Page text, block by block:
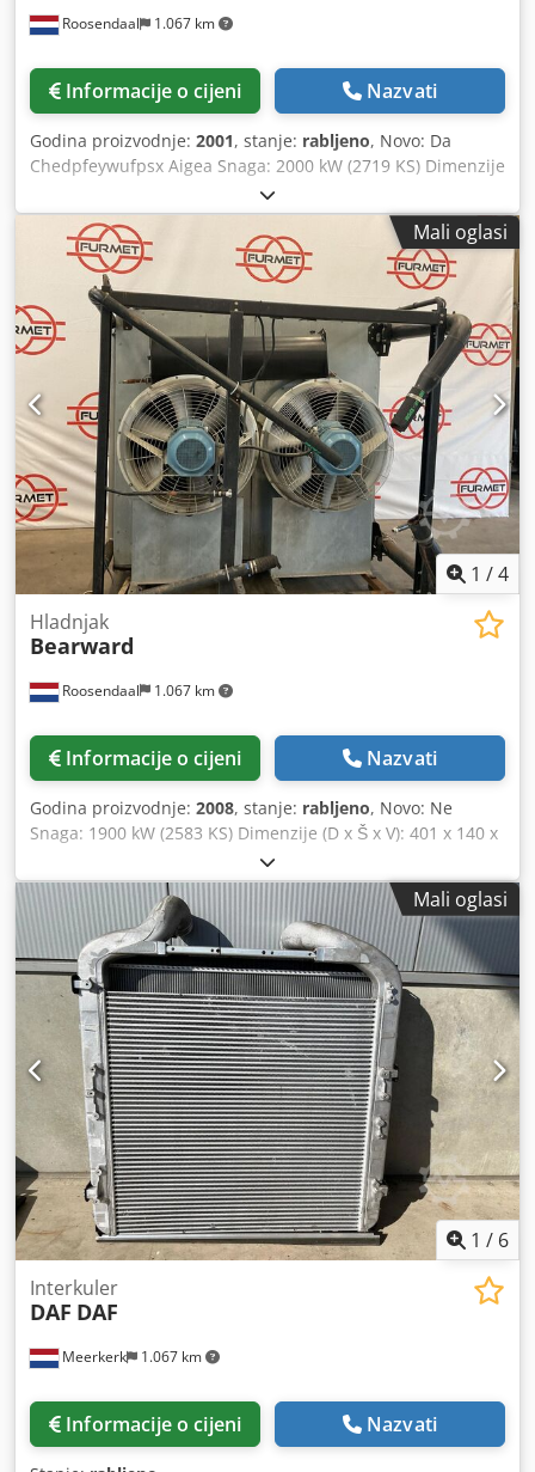
Roosendaal 1.067 km
Informacije o cijeni Nazvati
Godina proizvodnje: 2001, stanje: rabljeno, Novo: Da
Chedpfeywufpsx Aigea Snaga: 2000 kW (2719 KS) Dimenzije
(D x Š x V): 230 x 110 x 270 cm
Mali oglasi
1 /4
Roosendaal 1.067 km
Hladnjak
Bearward
Informacije o cijeni Nazvati
Godina proizvodnje: 2008, stanje: rabljeno, Novo: Ne
Snaga: 1900 kW (2583 KS) Dimenzije (D x Š x V): 401 x 140 x
211 cm Codpfx Aieywtzpjgeha PDV/oporezivanje razlike:
PDV odbitni
Mali oglasi
1 / 6
Meerkerk 1.067 km
Interkuler
DAF DAF
Informacije o cijeni Nazvati